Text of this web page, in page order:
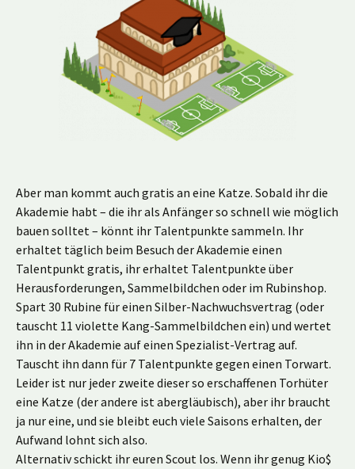
Aber man kommt auch gratis an eine Katze. Sobald ihr die
Akademie habt – die ihr als Anfänger so schnell wie möglich
bauen solltet – könnt ihr Talentpunkte sammeln. Ihr
erhaltet täglich beim Besuch der Akademie einen
Talentpunkt gratis, ihr erhaltet Talentpunkte über
Herausforderungen, Sammelbildchen oder im Rubinshop.
Spart 30 Rubine für einen Silber-Nachwuchsvertrag (oder
tauscht 11 violette Kang-Sammelbildchen ein) und wertet
ihn in der Akademie auf einen Spezialist-Vertrag auf.
Tauscht ihn dann für 7 Talentpunkte gegen einen Torwart.
Leider ist nur jeder zweite dieser so erschaffenen Torhüter
eine Katze (der andere ist abergläubisch), aber ihr braucht
ja nur eine, und sie bleibt euch viele Saisons erhalten, der
Aufwand lohnt sich also.
Alternativ schickt ihr euren Scout los. Wenn ihr genug Kio$